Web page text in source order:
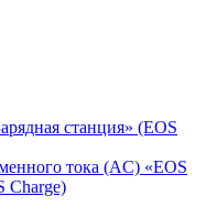
станция» (EOS
тока (AC) «EOS
Charge)